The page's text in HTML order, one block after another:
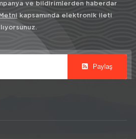
ve bildirimlerden haberdar
kapsamında elektronik ileti
Paylaş